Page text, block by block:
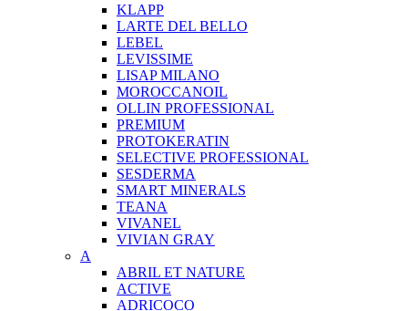
KLAPP
LARTE DEL BELLO
LEBEL
LEVISSIME
LISAP MILANO
MOROCCANOIL
OLLIN PROFESSIONAL
PREMIUM
PROTOKERATIN
SELECTIVE PROFESSIONAL
SESDERMA
SMART MINERALS
TEANA
VIVANEL
VIVIAN GRAY
A
ABRIL ET NATURE
ACTIVE
ADRICOCO